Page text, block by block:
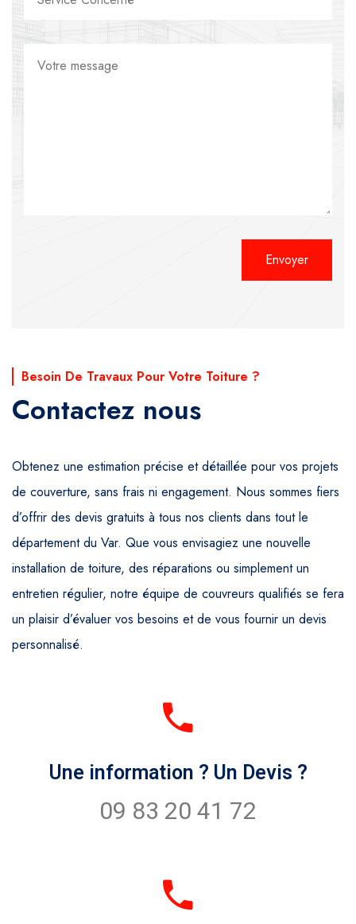
Besoin De Travaux Pour Votre Toiture ?
Contactez nous
Obtenez une estimation précise et détaillée pour vos projets
de couverture, sans frais ni engagement. Nous sommes fiers
d’offrir des devis gratuits à tous nos clients dans tout le
département du Var. Que vous envisagiez une nouvelle
installation de toiture, des réparations ou simplement un
entretien régulier, notre équipe de couvreurs qualifiés se fera
un plaisir d’évaluer vos besoins et de vous fournir un devis
personnalisé.
Une information ? Un Devis ?
09 83 20 41 72